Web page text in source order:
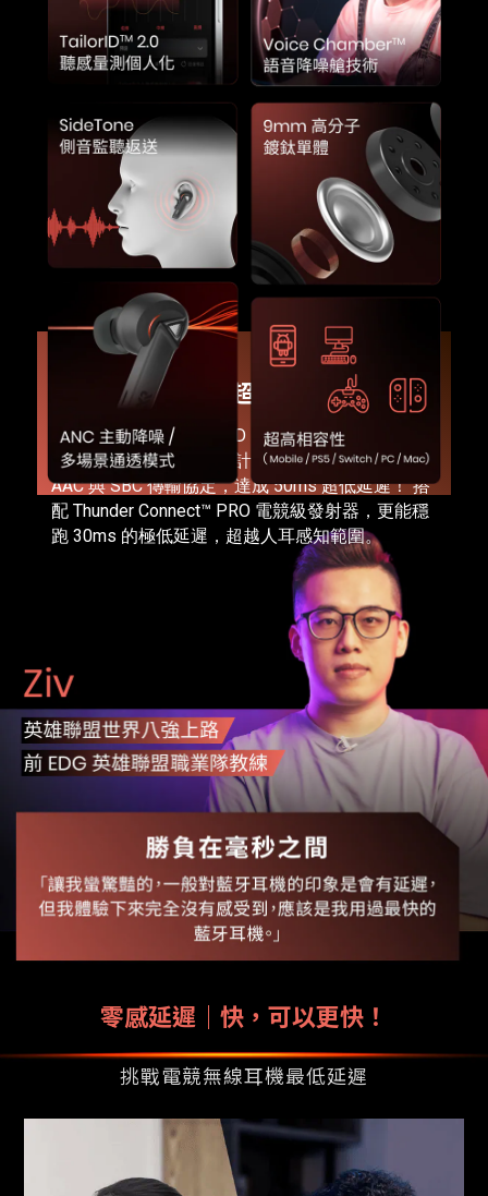
零感延遲｜快，可以更快！
挑戰電競無線耳機最低延遲
30ms 超頻極低延遲
AERO PRO 透過 XROUND Low Latency™ 零感延遲
演算技術 與 獨家韌體設計，直接優化當今主流
AAC 與 SBC 傳輸協定，達成 50ms 超低延遲！ 搭
配 Thunder Connect™ PRO 電競級發射器，更能穩
跑 30ms 的極低延遲，超越人耳感知範圍。